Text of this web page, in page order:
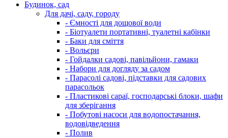
Будинок, сад
Для дачі, саду, городу
- Ємності для дощової води
- Біотуалети портативні, туалетні кабінки
- Баки для сміття
- Вольєри
- Гойдалки садові, павільйони, гамаки
- Набори для догляду за садом
- Парасолі садові, підставки для садових
парасольок
- Пластикові сараї, господарські блоки, шафи
для зберігання
- Побутові насоси для водопостачання,
водовідведення
- Полив